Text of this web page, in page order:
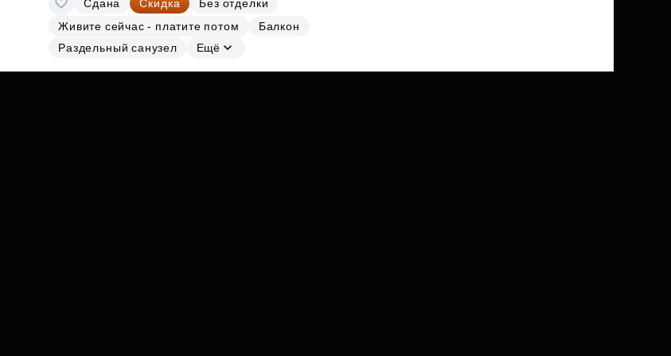
Субсидии
Сдана Скидка
Без отделки
Живите сейчас - платите потом
Балкон
Раздельный санузел
Ещё